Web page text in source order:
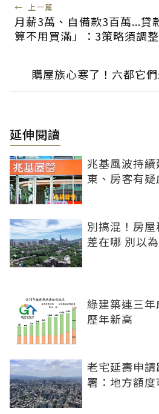
← 上一篇
月薪3萬、自備款3百萬...貸
算不用買滿」：3策略須調整
購屋族心寒了！六都它
延伸閱讀
兆基風波持
東、房客有
別搞混！房
差在哪 別以
綠建築連三
歷年新高
老宅延壽申
署：地方額